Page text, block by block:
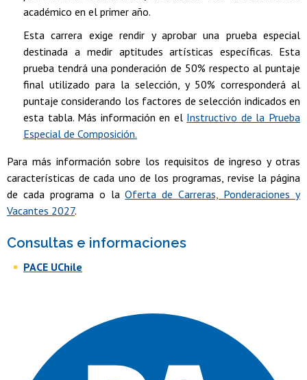
académico en el primer año.
Esta carrera exige rendir y aprobar una prueba especial
destinada a medir aptitudes artísticas específicas. Esta
prueba tendrá una ponderación de 50% respecto al puntaje
final utilizado para la selección, y 50% corresponderá al
puntaje considerando los factores de selección indicados en
esta tabla. Más información en el Instructivo de la Prueba
Especial de Composición.
Para más información sobre los requisitos de ingreso y otras
características de cada uno de los programas, revise la página
de cada programa o laOferta de Carreras, Ponderaciones y
Vacantes 2027.
Consultas e informaciones
PACE UChile